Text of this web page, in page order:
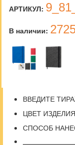
АРТИКУЛ:
В наличии:
ВВЕДИТЕ
ЦВЕТ
СПОСОБ